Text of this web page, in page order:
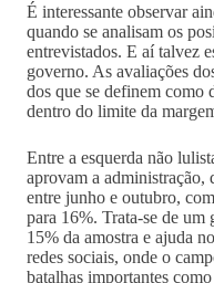
É interessante observar
quando se analisam os
entrevistados. E aí talvez
governo. As avaliações
dos que se definem como
dentro do limite da
Entre a esquerda não
aprovam a administração,
entre junho e outubro,
para 16%. Trata-se de um
15% da amostra e ajuda
redes sociais, onde o
batalhas importantes